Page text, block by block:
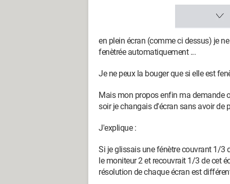
en plein écran (comme ci dessus) je
fenètrée automatiquement ...
Je ne peux la bouger que si elle est
Mais mon propos enfin ma demande
soir je changais d'écran sans avoir de
J'explique :
Si je glissais une fénètre couvrant 1/3
le moniteur 2 et recouvrait 1/3 de cet
résolution de chaque écran est